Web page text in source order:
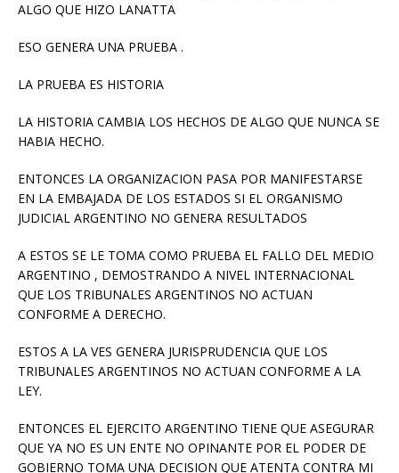
ALGO QUE HIZO LANATTA
ESO GENERA UNA PRUEBA .
LA PRUEBA ES HISTORIA
LA HISTORIA CAMBIA LOS HECHOS DE ALGO QUE NUNCA SE
HABIA HECHO.
ENTONCES LA ORGANIZACION PASA POR MANIFESTARSE
EN LA EMBAJADA DE LOS ESTADOS SI EL ORGANISMO
JUDICIAL ARGENTINO NO GENERA RESULTADOS
A ESTOS SE LE TOMA COMO PRUEBA EL FALLO DEL MEDIO
ARGENTINO , DEMOSTRANDO A NIVEL INTERNACIONAL
QUE LOS TRIBUNALES ARGENTINOS NO ACTUAN
CONFORME A DERECHO.
ESTOS A LA VES GENERA JURISPRUDENCIA QUE LOS
TRIBUNALES ARGENTINOS NO ACTUAN CONFORME A LA
LEY.
ENTONCES EL EJERCITO ARGENTINO TIENE QUE ASEGURAR
QUE YA NO ES UN ENTE NO OPINANTE POR EL PODER DE
GOBIERNO TOMA UNA DECISION QUE ATENTA CONTRA MI